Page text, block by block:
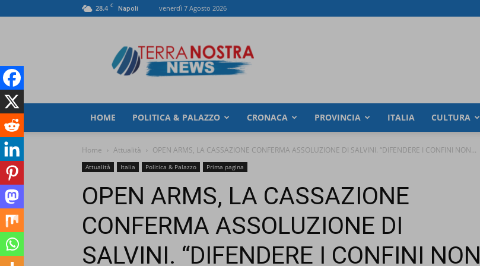
28.4 C Napoli venerdì 7 Agosto 2026
HOME POLITICA & PALAZZO CRONACA PROVINCIA ITALIA CULTURA
Home Attualità OPEN ARMS, LA CASSAZIONE CONFERMA ASSOLUZIONE DI SALVINI. “DIFENDERE I CONFINI NON...
Attualità Italia Politica & Palazzo Prima pagina
OPEN ARMS, LA CASSAZIONE
CONFERMA ASSOLUZIONE DI
SALVINI. “DIFENDERE I CONFINI NON